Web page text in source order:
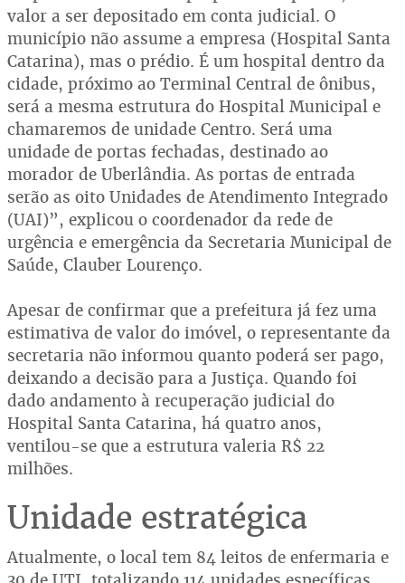
valor a ser depositado em conta judicial. O
município não assume a empresa (Hospital Santa
Catarina), mas o prédio. É um hospital dentro da
cidade, próximo ao Terminal Central de ônibus,
será a mesma estrutura do Hospital Municipal e
chamaremos de unidade Centro. Será uma
unidade de portas fechadas, destinado ao
morador de Uberlândia. As portas de entrada
serão as oito Unidades de Atendimento Integrado
(UAI)”, explicou o coordenador da rede de
urgência e emergência da Secretaria Municipal de
Saúde, Clauber Lourenço.
Apesar de confirmar que a prefeitura já fez uma
estimativa de valor do imóvel, o representante da
secretaria não informou quanto poderá ser pago,
deixando a decisão para a Justiça. Quando foi
dado andamento à recuperação judicial do
Hospital Santa Catarina, há quatro anos,
ventilou-se que a estrutura valeria R$ 22
milhões.
Unidade estratégica
Atualmente, o local tem 84 leitos de enfermaria e